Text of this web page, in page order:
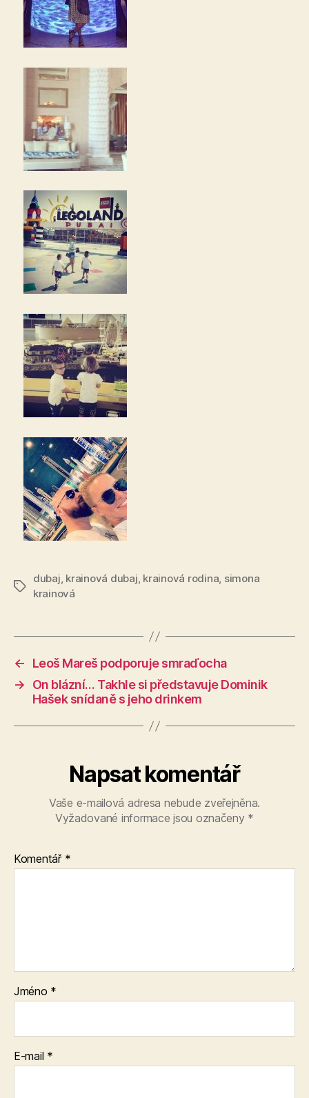
Štítky
dubaj, krainová dubaj, krainová rodina, simona
krainová
←
Leoš Mareš podporuje smraďocha
→
On blázní… Takhle si představuje Dominik
Hašek snídaně s jeho drinkem
Napsat komentář
Vaše e-mailová adresa nebude zveřejněna.
Vyžadované informace jsou označeny *
Komentář *
Jméno *
E-mail *